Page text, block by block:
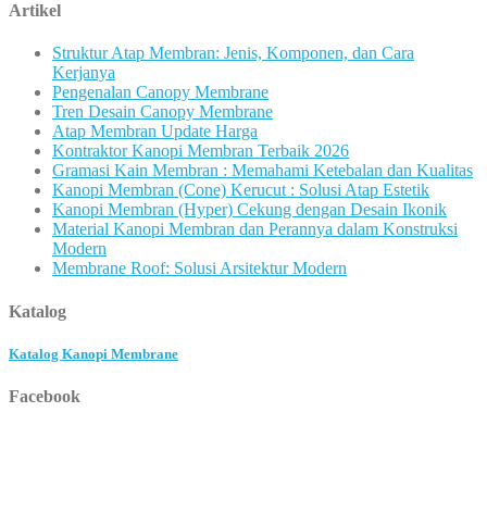
Artikel
Struktur Atap Membran: Jenis, Komponen, dan Cara
Kerjanya
Pengenalan Canopy Membrane
Tren Desain Canopy Membrane
Atap Membran Update Harga
Kontraktor Kanopi Membran Terbaik 2026
Gramasi Kain Membran : Memahami Ketebalan dan Kualitas
Kanopi Membran (Cone) Kerucut : Solusi Atap Estetik
Kanopi Membran (Hyper) Cekung dengan Desain Ikonik
Material Kanopi Membran dan Perannya dalam Konstruksi
Modern
Membrane Roof: Solusi Arsitektur Modern
Katalog
Katalog Kanopi Membrane
Facebook